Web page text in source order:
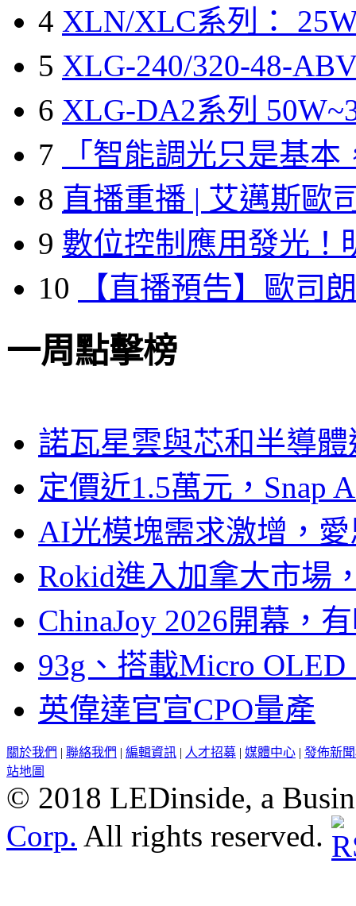
4 XLN/XLC系列：
5 XLG-240/320-48-
6 XLG-DA2系列
7
「智能調光只是基本
8 直播重播 | 艾邁斯歐
9 數位控制應用發光！
10
【直播預告】歐司
一周點擊榜
諾瓦星雲與芯和半導
定價近1.5萬元，Snap
AI光模塊需求激增，
Rokid進入加拿大市場
ChinaJoy 2026開幕，
93g、搭載Micro
英偉達官宣CPO量產
關於我們 | 聯絡我們 | 編輯資訊 | 人才招募 | 媒體中心 | 發佈新
站地圖
© 2018 LEDinside, a
Corp. All rights reserved.